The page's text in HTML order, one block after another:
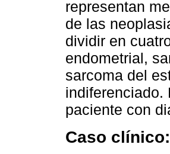
representan
de las
dividir en
endometrial,
sarcoma del
indiferenciado.
paciente con
Caso clínico: